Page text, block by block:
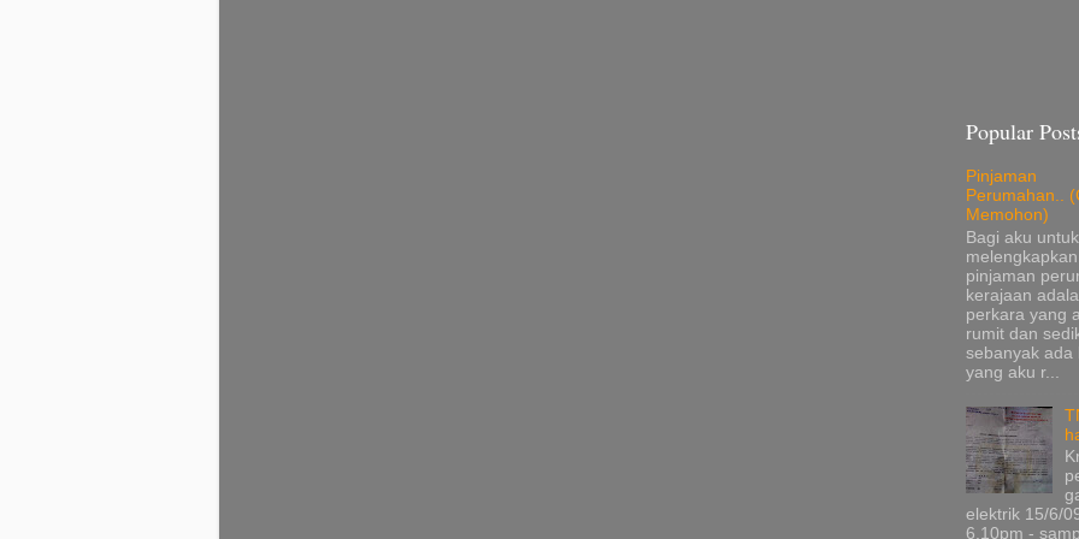
Popular
Pinjaman
Perumahan..
Memohon)
Bagi aku untuk
pinjaman
kerajaan
perkara yang
rumit dan
sebanyak ada
yang aku r...
elektrik 15/6/
6.10pm -